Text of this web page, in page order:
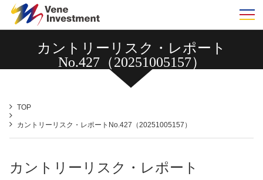
カントリーリスク・レポート
No.427（20251005157）
TOP
カントリーリスク・レポートNo.427（20251005157）
カントリーリスク・レポート